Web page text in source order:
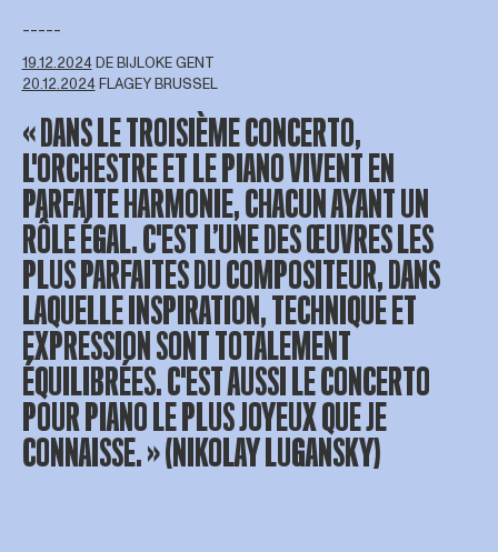
-----
19.12.2024DE BIJLOKE GENT
20.12.2024FLAGEY BRUSSEL
« DANS LE TROISIÈME CONCERTO,
L'ORCHESTRE ET LE PIANO VIVENT EN
PARFAITE HARMONIE, CHACUN AYANT UN
RÔLE ÉGAL. C'EST L’UNE DES ŒUVRES LES
PLUS PARFAITES DU COMPOSITEUR, DANS
LAQUELLE INSPIRATION, TECHNIQUE ET
EXPRESSION SONT TOTALEMENT
ÉQUILIBRÉES. C'EST AUSSI LE CONCERTO
POUR PIANO LE PLUS JOYEUX QUE JE
CONNAISSE. » (NIKOLAY LUGANSKY)